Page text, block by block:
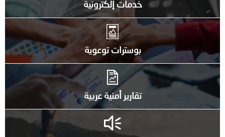
خدمات إلكترونية
بوسترات توعوية
تقارير أمنية عربية